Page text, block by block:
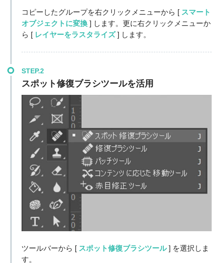
コピーしたグループを右クリックメニューから [ スマート
オブジェクトに変換] します。更に右クリックメニューか
ら [ レイヤーをラスタライズ] します。
STEP.2
スポット修復ブラシツールを活用
ツールバーから [ スポット修復ブラシツール] を選択しま
す。